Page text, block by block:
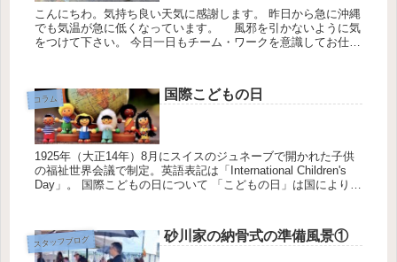
こんにちわ。気持ち良い天気に感謝します。 昨日から急に沖縄
でも気温が急に低くなっています。 風邪を引かないように気
をつけて下さい。 今日一日もチーム・ワークを意識してお仕事
コラム 国際こどもの日
1925年（大正14年）8月にスイスのジュネーブで開かれた子供
の福祉世界会議で制定。英語表記は「International Children's
Day」。 国際こどもの日について 「こどもの日」は国により日
スタッフブログ 砂川家の納骨式の準備風景①